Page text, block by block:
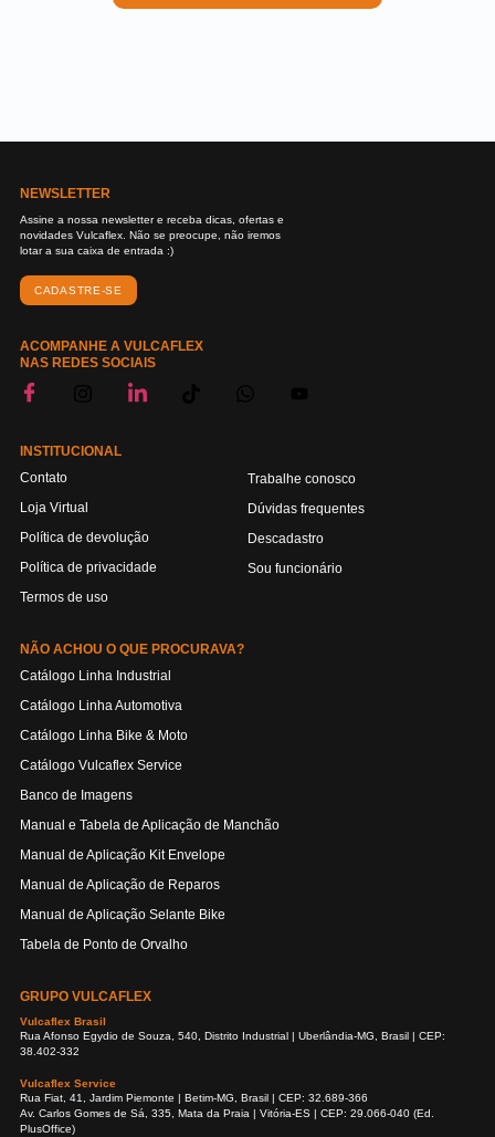
NEWSLETTER
Assine a nossa newsletter e receba dicas, ofertas e
novidades Vulcaflex. Não se preocupe, não iremos
lotar a sua caixa de entrada :)
CADASTRE-SE
ACOMPANHE A VULCAFLEX
NAS REDES SOCIAIS
INSTITUCIONAL
Contato
Loja Virtual
Política de devolução
Política de privacidade
Termos de uso
Trabalhe conosco
Dúvidas frequentes
Descadastro
Sou funcionário
NÃO ACHOU O QUE PROCURAVA?
Catálogo Linha Industrial
Catálogo Linha Automotiva
Catálogo Linha Bike & Moto
Catálogo Vulcaflex Service
Banco de Imagens
Manual e Tabela de Aplicação de Manchão
Manual de Aplicação Kit Envelope
Manual de Aplicação de Reparos
Manual de Aplicação Selante Bike
Tabela de Ponto de Orvalho
GRUPO VULCAFLEX
Vulcaflex Brasil
Rua Afonso Egydio de Souza, 540, Distrito Industrial | Uberlândia-MG, Brasil | CEP:
38.402-332
Vulcaflex Service
Rua Fiat, 41, Jardim Piemonte | Betim-MG, Brasil | CEP: 32.689-366
Av. Carlos Gomes de Sá, 335, Mata da Praia | Vitória-ES | CEP: 29.066-040 (Ed.
PlusOffice)